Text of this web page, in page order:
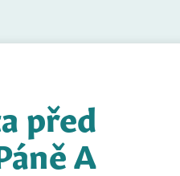
před
A